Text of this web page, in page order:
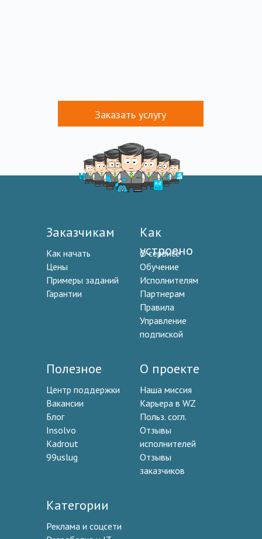
Заказать услугу
Как начать
Цены
Примеры заданий
Гарантии
О сервисе
Обучение
Исполнителям
Партнерам
Правила
Управление
подпиской
Центр поддержки
Вакансии
Блог
Insolvo
Kadrout
99uslug
Реклама и соцсети
Заказчикам
Как
устроено
Полезное
Категории
Наша миссия
Карьера в WZ
Польз. согл.
Отзывы
исполнителей
Отзывы
заказчиков
О проекте